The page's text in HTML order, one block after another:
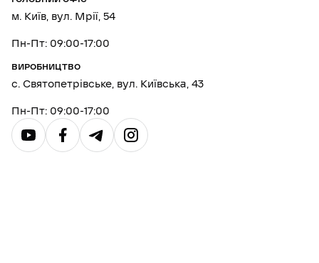
м. Київ, вул. Мрії, 54
Пн-Пт: 09:00-17:00
ВИРОБНИЦТВО
с. Святопетрівське, вул. Київська, 43
Пн-Пт: 09:00-17:00